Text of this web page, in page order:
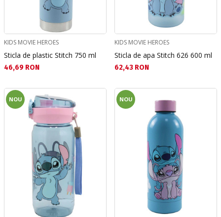
KIDS MOVIE HEROES
Sticla de plastic Stitch 750 ml
Текуща цена:
46,69 RON
KIDS MOVIE HEROES
Sticla de apa Stitch 626 600 ml
Текуща цена:
62,43 RON
NOU NOU